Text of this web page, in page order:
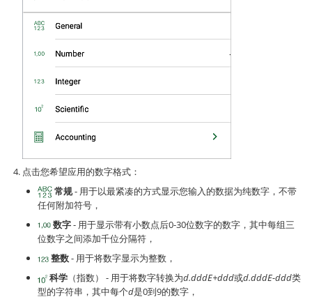
点击您希望应用的数字格式：
常规- 用于以最紧凑的方式显示您输入的数据为纯数字，不带
任何附加符号，
数字- 用于显示带有小数点后0-30位数字的数字，其中每组三
位数字之间添加千位分隔符，
整数- 用于将数字显示为整数，
科学 （指数） - 用于将数字转换为d.dddE+ddd或d.dddE-ddd类
型的字符串，其中每个d是0到9的数字，